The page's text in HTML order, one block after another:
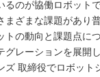
るのが協働ロボット
まざまな課題があり
トの動向と課題点に
グレーションを展開
ズ 取締役でロボット